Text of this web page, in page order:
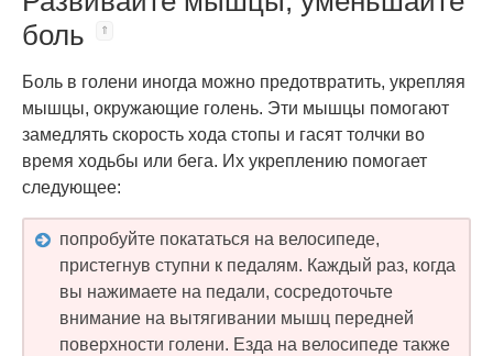
боль
Боль в голени иногда можно предотвратить, укрепляя
мышцы, окружающие голень. Эти мышцы помогают
замедлять скорость хода стопы и гасят толчки во
время ходьбы или бега. Их укреплению помогает
следующее:
попробуйте покататься на велосипеде,
пристегнув ступни к педалям. Каждый раз, когда
вы нажимаете на педали, сосредоточьте
внимание на вытягивании мышц передней
поверхности голени. Езда на велосипеде также